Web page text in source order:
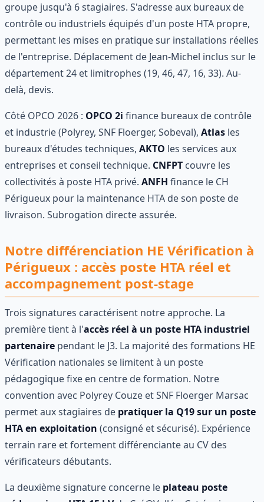
groupe jusqu'à 6 stagiaires. S'adresse aux bureaux de
contrôle ou industriels équipés d'un poste HTA propre,
permettant les mises en pratique sur installations réelles
de l'entreprise. Déplacement de Jean-Michel inclus sur le
département 24 et limitrophes (19, 46, 47, 16, 33). Au-
delà, devis.
Côté OPCO 2026 : OPCO 2i finance bureaux de contrôle
et industrie (Polyrey, SNF Floerger, Sobeval), Atlas les
bureaux d'études techniques, AKTO les services aux
entreprises et conseil technique. CNFPT couvre les
collectivités à poste HTA privé. ANFH finance le CH
Périgueux pour la maintenance HTA de son poste de
livraison. Subrogation directe assurée.
Notre différenciation HE Vérification à
Périgueux : accès poste HTA réel et
accompagnement post-stage
Trois signatures caractérisent notre approche. La
première tient à l'accès réel à un poste HTA industriel
partenaire pendant le J3. La majorité des formations HE
Vérification nationales se limitent à un poste
pédagogique fixe en centre de formation. Notre
convention avec Polyrey Couze et SNF Floerger Marsac
permet aux stagiaires de pratiquer la Q19 sur un poste
HTA en exploitation (consigné et sécurisé). Expérience
terrain rare et fortement différenciante au CV des
vérificateurs débutants.
La deuxième signature concerne le plateau poste